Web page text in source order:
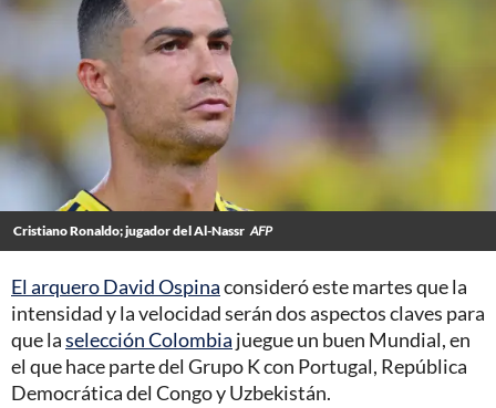
Cristiano Ronaldo; jugador del Al-Nassr AFP
El arquero David Ospinaconsideró este martes que la
intensidad y la velocidad serán dos aspectos claves para
que laselección Colombia juegue un buen Mundial, en
el que hace parte del Grupo K con Portugal, República
Democrática del Congo y Uzbekistán.